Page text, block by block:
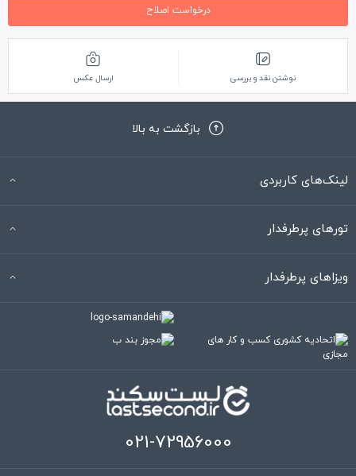
درخواست اصلاح
نوشتن نقد و بررسی ارسال عکس
بازگشت به بالا
لینک‌های کاربردی
تورهای پرطرفدار
ویزاهای پرطرفدار
021-72956000